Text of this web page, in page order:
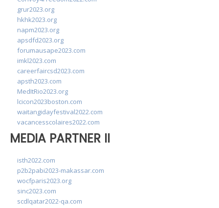
grur2023.org
hkhk2023.org
napm2023.org
apsdfd2023.org
forumausape2023.com
imkl2023.com
careerfaircsd2023.com
apsth2023.com
MedItRio2023.org
lcicon2023boston.com
waitangidayfestival2022.com
vacancesscolaires2022.com
MEDIA PARTNER II
isth2022.com
p2b2pabi2023-makassar.com
wocfparis2023.org
sinc2023.com
scdlqatar2022-qa.com